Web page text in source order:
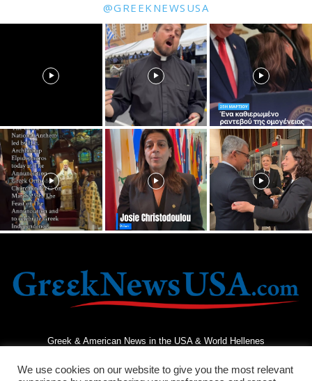
@GREEKNEWSUSA
Greek & American News in the USA & World Hellenes
We use cookies on our website to give you the most relevant